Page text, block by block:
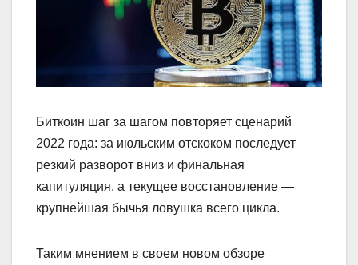
Биткоин шаг за шагом повторяет сценарий
2022 года: за июльским отскоком последует
резкий разворот вниз и финальная
капитуляция, а текущее восстановление —
крупнейшая бычья ловушка всего цикла.
Таким мнением в своем новом обзоре